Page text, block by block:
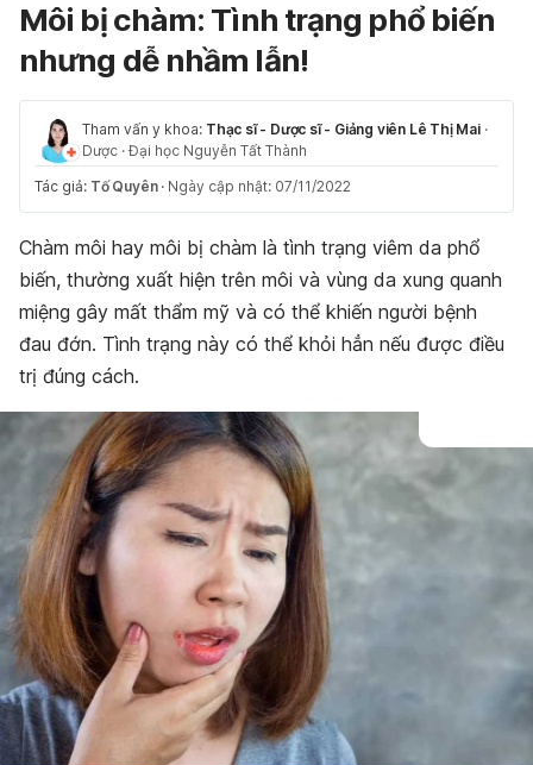
Môi bị chàm: Tình trạng phổ biến
nhưng dễ nhầm lẫn!
Tham vấn y khoa: Thạc sĩ - Dược sĩ - Giảng viên Lê Thị Mai ·
Dược ·Đại học Nguyễn Tất Thành
Tác giả: Tố Quyên · Ngày cập nhật: 07/11/2022
Chàm môi hay môi bị chàm là tình trạng viêm da phổ
biến, thường xuất hiện trên môi và vùng da xung quanh
miệng gây mất thẩm mỹ và có thể khiến người bệnh
đau đớn. Tình trạng này có thể khỏi hẳn nếu được điều
trị đúng cách.